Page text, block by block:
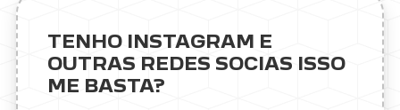
TENHO INSTAGRAM E
OUTRAS REDES SOCIAS ISSO
ME BASTA?